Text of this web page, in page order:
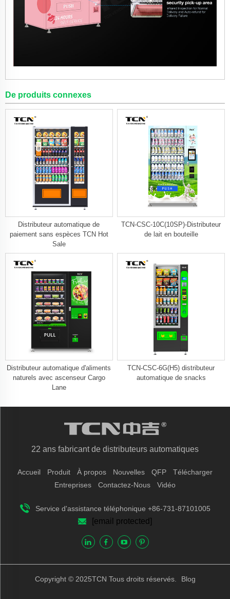
De produits connexes
Distributeur automatique de
paiement sans espèces TCN Hot
Sale
TCN-CSC-10C(10SP)-Distributeur
de lait en bouteille
Distributeur automatique d'aliments
naturels avec ascenseur Cargo
Lane
TCN-CSC-6G(H5) distributeur
automatique de snacks
22 ans fabricant de distributeurs automatiques
Accueil Produit À propos Nouvelles QFP
Télécharger
Entreprises
Contactez-Nous Vidéo
Service d'assistance téléphonique +86-731-87101005
[email protected]
Copyright © 2025TCN Tous droits réservés. Blog